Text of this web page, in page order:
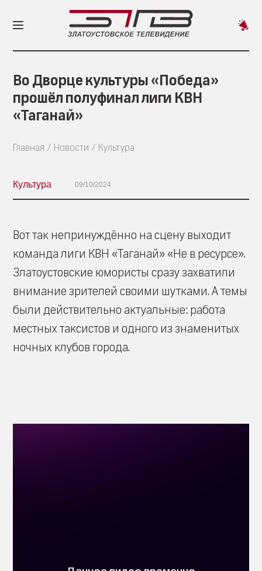
Во Дворце культуры «Победа»
прошёл полуфинал лиги КВН
«Таганай»
Главная Новости Культура
Культура 09/10/2024
Вот так непринуждённо на сцену выходит
команда лиги КВН «Таганай» «Не в ресурсе».
Златоустовские юмористы сразу захватили
внимание зрителей своими шутками. А темы
были действительно актуальные: работа
местных таксистов и одного из знаменитых
ночных клубов города.